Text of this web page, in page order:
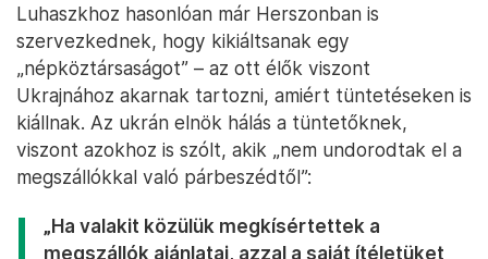
Luhaszkhoz hasonlóan már Herszonban is
szervezkednek, hogy kikiáltsanak egy
„népköztársaságot” – az ott élők viszont
Ukrajnához akarnak tartozni, amiért tüntetéseken is
kiállnak. Az ukrán elnök hálás a tüntetőknek,
viszont azokhoz is szólt, akik „nem undorodtak el a
megszállókkal való párbeszédtől”:
„Ha valakit közülük megkísértettek a
megszállók ajánlatai, azzal a saját ítéletüket